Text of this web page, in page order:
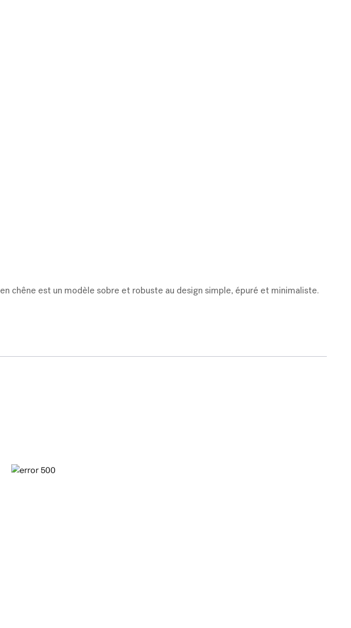
en chêne est un modèle sobre et robuste au design simple, épuré et minimaliste.